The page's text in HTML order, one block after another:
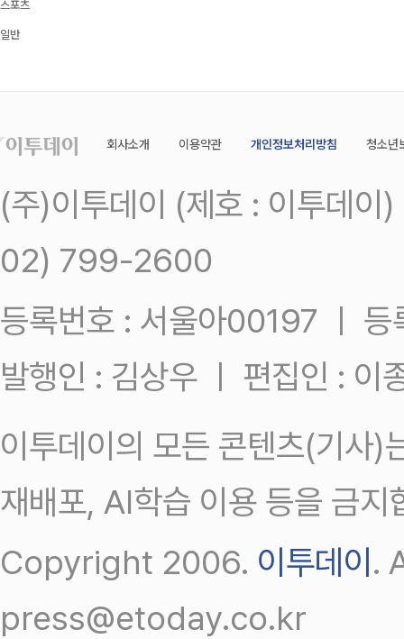
스포츠
일반
회사소개 이용약관 개인정보처리방침 청소년
(주)이투데이 (제호 : 이투데
02) 799-2600
등록번호 : 서울아00197 ㅣ
발행인 : 김상우 ㅣ 편집인 : 이
이투데이의 모든 콘텐츠(기사)
재배포, AI학습 이용 등을 금지
Copyright 2006. 이투데이.
press@etoday.co.kr